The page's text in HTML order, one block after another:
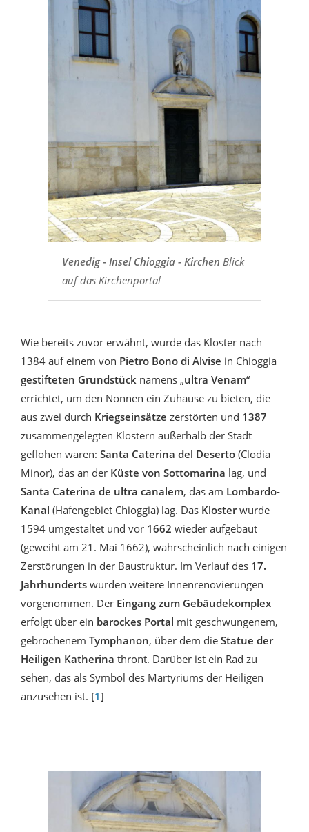
Venedig - Insel Chioggia - Kirchen Blick
auf das Kirchenportal
Wie bereits zuvor erwähnt, wurde das Kloster nach
1384 auf einem von Pietro Bono di Alvise in Chioggia
gestifteten Grundstück namens „ultra Venam“
errichtet, um den Nonnen ein Zuhause zu bieten, die
aus zwei durch Kriegseinsätze zerstörten und 1387
zusammengelegten Klöstern außerhalb der Stadt
geflohen waren: Santa Caterina del Deserto (Clodia
Minor), das an der Küste von Sottomarina lag, und
Santa Caterina de ultra canalem, das am Lombardo-
Kanal (Hafengebiet Chioggia) lag. Das Klosterwurde
1594 umgestaltet und vor 1662 wieder aufgebaut
(geweiht am 21. Mai 1662), wahrscheinlich nach einigen
Zerstörungen in der Baustruktur. Im Verlauf des 17.
Jahrhunderts wurden weitere Innenrenovierungen
vorgenommen. Der Eingang zum Gebäudekomplex
erfolgt über ein barockes Portal mit geschwungenem,
gebrochenem Tymphanon, über dem die Statue der
Heiligen Katherina thront. Darüber ist ein Rad zu
sehen, das als Symbol des Martyriums der Heiligen
anzusehen ist. [1]